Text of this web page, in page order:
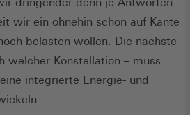
wir ein ohnehin schon auf Kante
belasten wollen. Die nächste
welcher Konstellation – muss
integrierte Energie- und